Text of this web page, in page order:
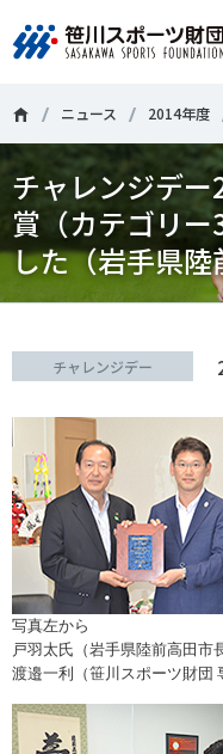
＃誰が子どものスポーツをさ
＃アクティブなまちづくり
＃高齢者スポーツ ＃
スポーツライフ・デ
スポーツ白書
政策提言
子どものスポーツ
スポーツによるまちづ
ニュース 2014年度
チャレンジデ
賞（カテゴリ
した（岩手県陸
チャレンジデー
写真左から
戸羽太氏（岩手県陸前高田市
渡邉一利（笹川スポーツ財団